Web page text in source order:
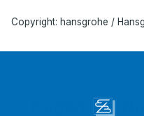
Copyright: hansgrohe /